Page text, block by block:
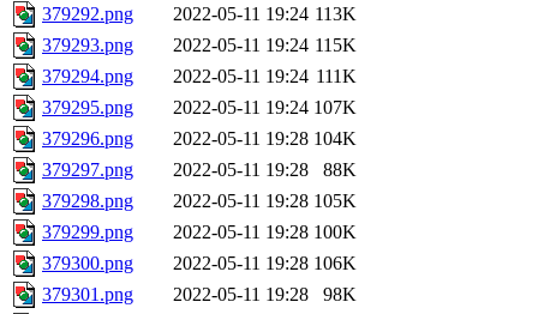
379292.png
2022-05-11 19:24 113K
379293.png
2022-05-11 19:24 115K
379294.png
2022-05-11 19:24 111K
379295.png
2022-05-11 19:24 107K
379296.png
2022-05-11 19:28 104K
379297.png
2022-05-11 19:28
88K
379298.png
2022-05-11 19:28 105K
379299.png
2022-05-11 19:28 100K
379300.png
2022-05-11 19:28 106K
379301.png
2022-05-11 19:28
98K